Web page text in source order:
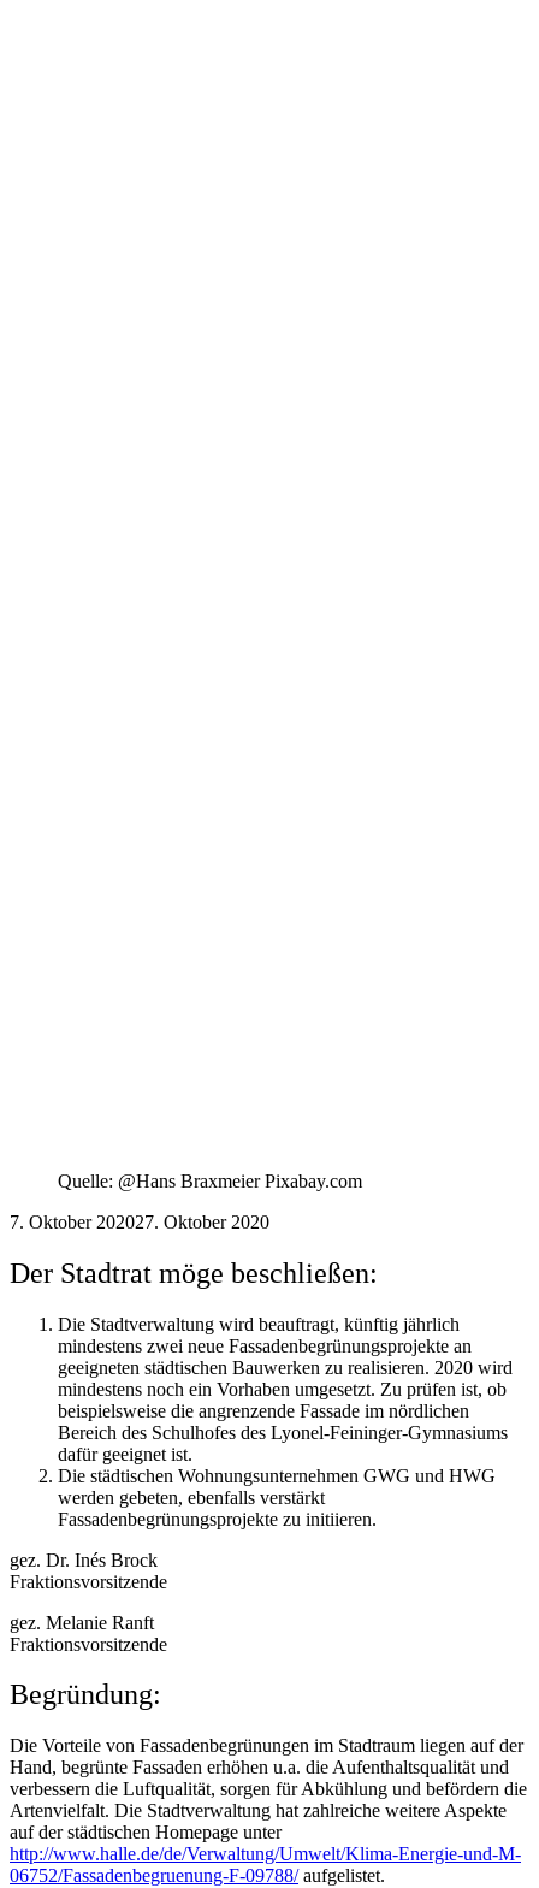
Quelle: @Hans Braxmeier Pixabay.com
7. Oktober 202027. Oktober 2020
Der Stadtrat möge beschließen:
Die Stadtverwaltung wird beauftragt, künftig jährlich
mindestens zwei neue Fassadenbegrünungsprojekte an
geeigneten städtischen Bauwerken zu realisieren. 2020 wird
mindestens noch ein Vorhaben umgesetzt. Zu prüfen ist, ob
beispielsweise die angrenzende Fassade im nördlichen
Bereich des Schulhofes des Lyonel-Feininger-Gymnasiums
dafür geeignet ist.
Die städtischen Wohnungsunternehmen GWG und HWG
werden gebeten, ebenfalls verstärkt
Fassadenbegrünungsprojekte zu initiieren.
gez. Dr. Inés Brock
Fraktionsvorsitzende
gez. Melanie Ranft
Fraktionsvorsitzende
Begründung:
Die Vorteile von Fassadenbegrünungen im Stadtraum liegen auf der
Hand, begrünte Fassaden erhöhen u.a. die Aufenthaltsqualität und
verbessern die Luftqualität, sorgen für Abkühlung und befördern die
Artenvielfalt. Die Stadtverwaltung hat zahlreiche weitere Aspekte
auf der städtischen Homepage unter
http://www.halle.de/de/Verwaltung/Umwelt/Klima-Energie-und-M-
06752/Fassadenbegruenung-F-09788/aufgelistet.